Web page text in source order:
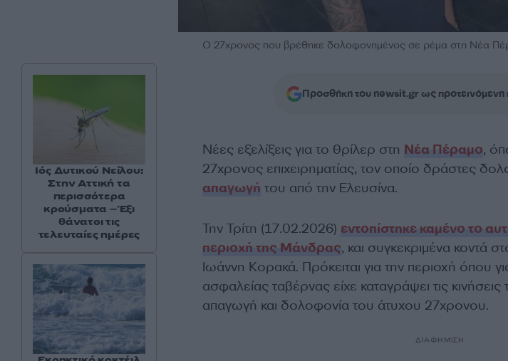
Ο 27χρονος που βρέθηκε δολοφονημένος σε ρέμα στη Νέα
Προσθήκη του newsit.gr ως προτεινόμενη
Νέες εξελίξεις για το θρίλερ στη Νέα Πέραμο,
27χρονος επιχειρηματίας, τον οποίο δράστες
απαγωγή του από την Ελευσίνα.
Την Τρίτη (17.02.2026) εντοπίστηκε καμένο το
περιοχή της Μάνδρας, και συγκεκριμένα κοντά
Ιωάννη Κορακά. Πρόκειται για την περιοχή όπου
ασφαλείας ταβέρνας είχε καταγράψει τις κινήσεις
απαγωγή και δολοφονία του άτυχου 27χρονου.
ΔΙΑΦΗΜΙΣΗ
Ιός Δυτικού Νείλου:
Στην Αττική τα
περισσότερα
κρούσματα – Έξι
θάνατοι τις
τελευταίες ημέρες